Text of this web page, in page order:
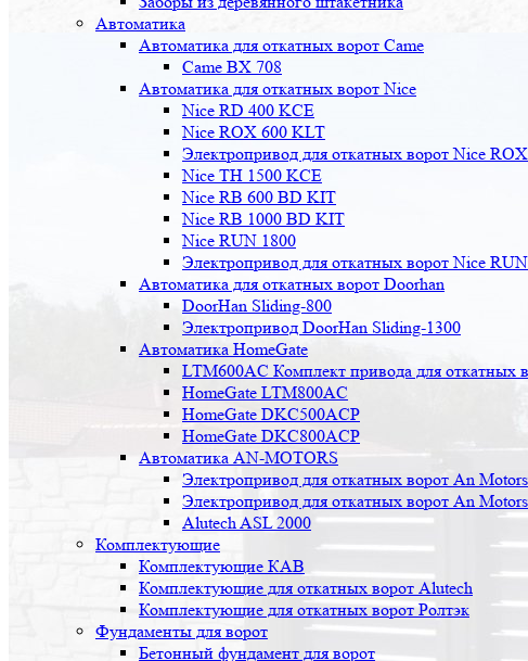
Автоматика
Автоматика для откатных ворот Came
Came BX 708
Автоматика для откатных ворот Nice
Nice RD 400 KCE
Nice ROX 600 KLT
Электропривод для откатных ворот Nice
Nice TH 1500 KCE
Nice RB 600 BD KIT
Nice RB 1000 BD KIT
Nice RUN 1800
Электропривод для откатных ворот Nice
Автоматика для откатных ворот Doorhan
DoorHan Sliding-800
Электропривод DoorHan Sliding-1300
Автоматика HomeGate
LTM600AC Комплект привода для откатных
HomeGate LTM800AC
HomeGate DKC500ACP
HomeGate DKC800ACP
Автоматика AN-MOTORS
Электропривод для откатных ворот An
Электропривод для откатных ворот An
Alutech ASL 2000
Комплектующие
Комплектующие КАВ
Комплектующие для откатных ворот Alutech
Комплектующие для откатных ворот Ролтэк
Фундаменты для ворот
Бетонный фундамент для ворот